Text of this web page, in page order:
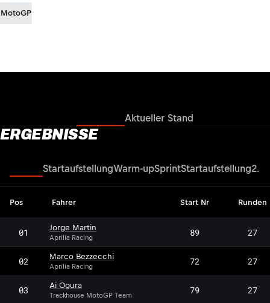
MotoGP
Aktueller Stand
ERGEBNISSE
StartaufstellungWarm-upSprintStartaufstellung2.
Pos Fahrer Start Nr Runden
01 Jorge Martin
Aprilia Racing 89 27
02 Marco Bezzecchi
Aprilia Racing 72 27
03 Ai Ogura
Trackhouse MotoGP Team 79 27